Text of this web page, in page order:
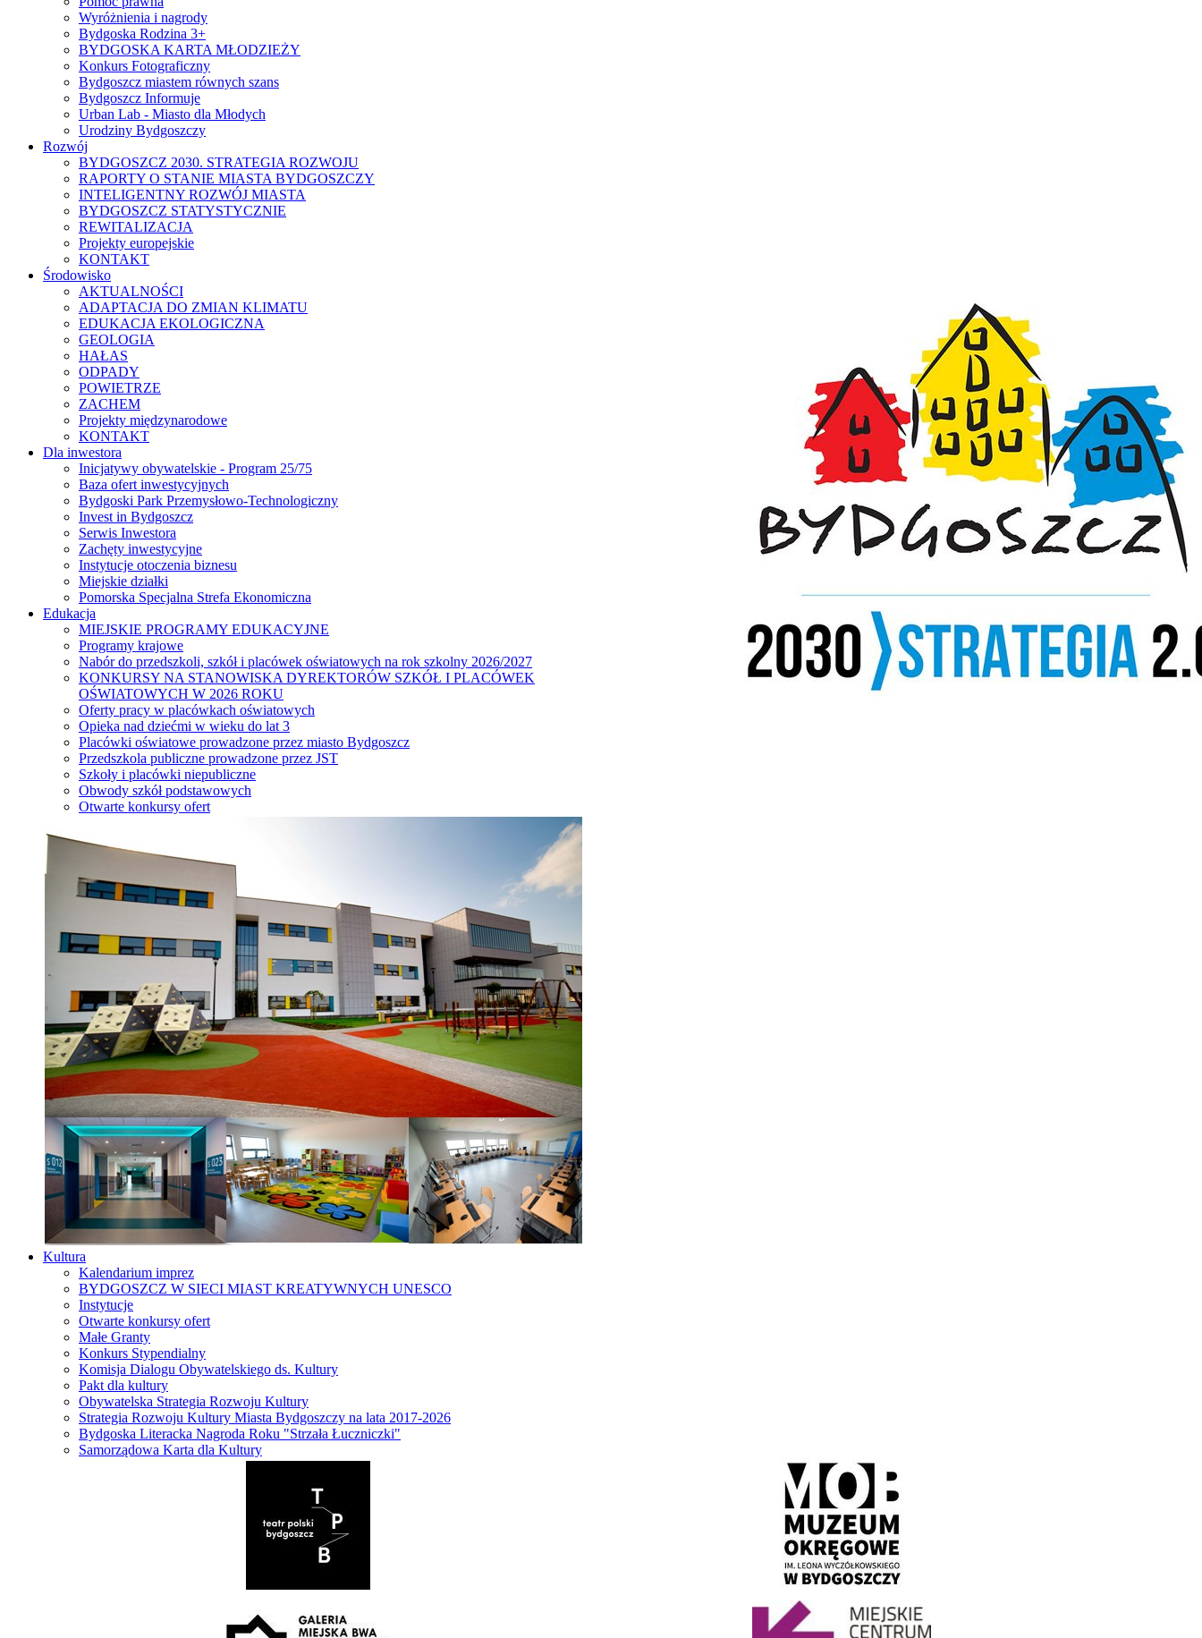
Wyróżnienia i nagrody
Bydgoska Rodzina 3+
BYDGOSKA KARTA MŁODZIEŻY
Konkurs Fotograficzny
Bydgoszcz miastem równych szans
Bydgoszcz Informuje
Urban Lab - Miasto dla Młodych
Urodziny Bydgoszczy
Rozwój
BYDGOSZCZ 2030. STRATEGIA ROZWOJU
RAPORTY O STANIE MIASTA BYDGOSZCZY
INTELIGENTNY ROZWÓJ MIASTA
BYDGOSZCZ STATYSTYCZNIE
REWITALIZACJA
Projekty europejskie
KONTAKT
Środowisko
AKTUALNOŚCI
ADAPTACJA DO ZMIAN KLIMATU
EDUKACJA EKOLOGICZNA
GEOLOGIA
HAŁAS
ODPADY
POWIETRZE
ZACHEM
Projekty międzynarodowe
KONTAKT
Dla inwestora
Inicjatywy obywatelskie - Program 25/75
Baza ofert inwestycyjnych
Bydgoski Park Przemysłowo-Technologiczny
Invest in Bydgoszcz
Serwis Inwestora
Zachęty inwestycyjne
Instytucje otoczenia biznesu
Miejskie działki
Pomorska Specjalna Strefa Ekonomiczna
Edukacja
MIEJSKIE PROGRAMY EDUKACYJNE
Programy krajowe
Nabór do przedszkoli, szkół i placówek oświatowych na rok szkolny 2026/2027
KONKURSY NA STANOWISKA DYREKTORÓW SZKÓŁ I PLACÓWEK
OŚWIATOWYCH W 2026 ROKU
Oferty pracy w placówkach oświatowych
Opieka nad dziećmi w wieku do lat 3
Placówki oświatowe prowadzone przez miasto Bydgoszcz
Przedszkola publiczne prowadzone przez JST
Szkoły i placówki niepubliczne
Obwody szkół podstawowych
Otwarte konkursy ofert
Kultura
Kalendarium imprez
BYDGOSZCZ W SIECI MIAST KREATYWNYCH UNESCO
Instytucje
Otwarte konkursy ofert
Małe Granty
Konkurs Stypendialny
Komisja Dialogu Obywatelskiego ds. Kultury
Pakt dla kultury
Obywatelska Strategia Rozwoju Kultury
Strategia Rozwoju Kultury Miasta Bydgoszczy na lata 2017-2026
Bydgoska Literacka Nagroda Roku "Strzała Łuczniczki"
Samorządowa Karta dla Kultury